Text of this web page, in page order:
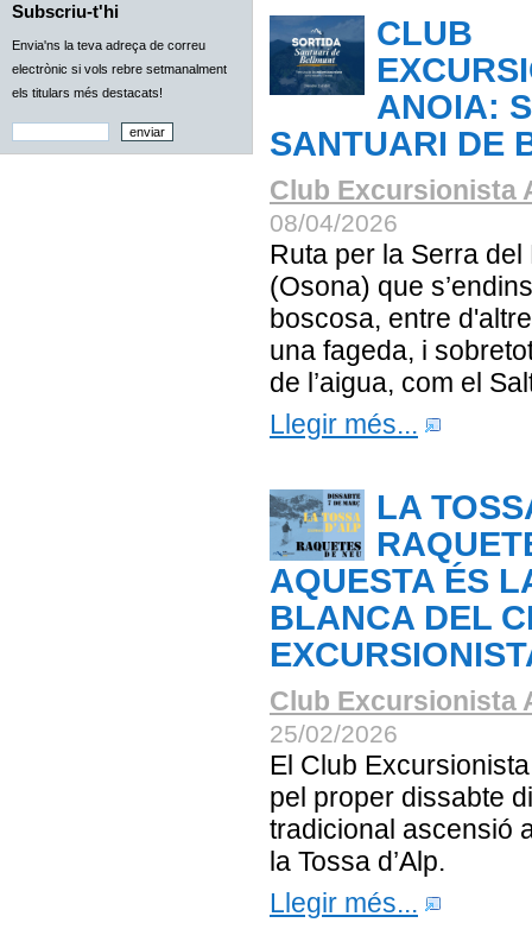
Subscriu-t'hi
Envia'ns la teva adreça de correu
electrònic si vols rebre setmanalment
els titulars més destacats!
CLUB
ANOIA:
SANTUARI DE
Club Excursionista
08/04/2026
Ruta per la Serra del
(Osona) que
boscosa, entre
una fageda, i
de l’aigua, com el
Llegir més...
LA
AQUESTA ÉS
BLANCA DEL
Club Excursionista
25/02/2026
El Club
pel proper dissabte
tradicional ascensió
la Tossa d’Alp.
Llegir més...